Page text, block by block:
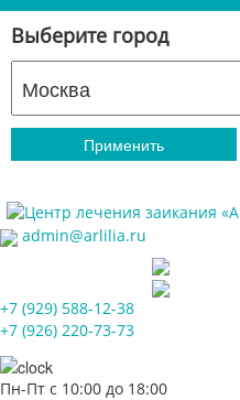
Выберите город
Применить
admin@arlilia.ru
+7 (929) 588-12-38
+7 (926) 220-73-73
Пн-Пт с 10:00 до 18:00